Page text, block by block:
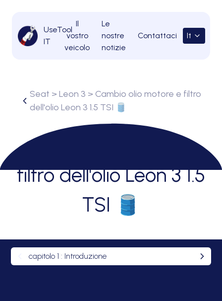
UseTool
IT
Il
vostro
veicolo
Le
nostre
notizie
Contattaci It
Seat > Leon 3 > Cambio olio motore e filtro
dell'olio Leon 3 1.5 TSI 🛢
Cambio olio motore e
filtro dell'olio Leon 3 1.5
TSI 🛢
capitolo 1 : Introduzione